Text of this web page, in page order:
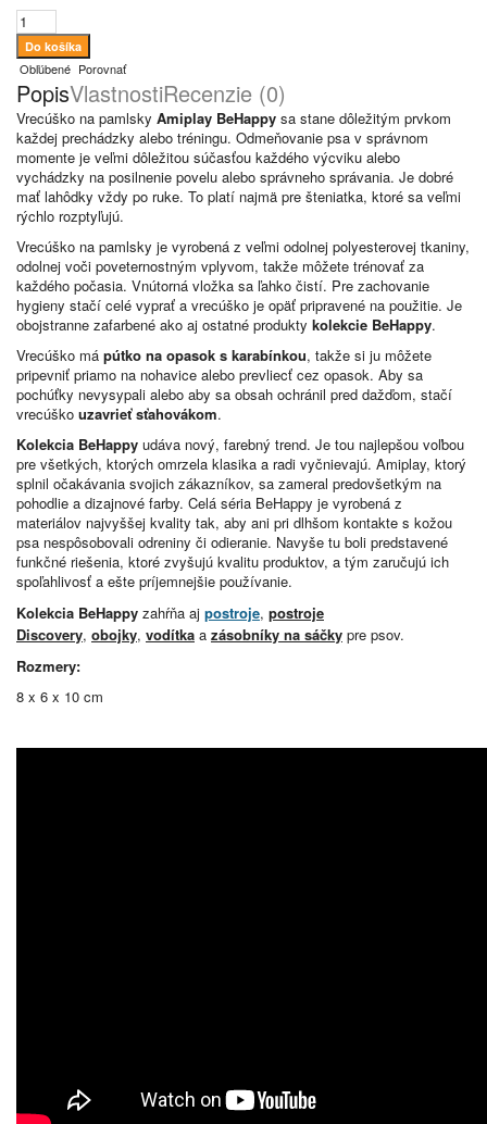
Obľúbené Porovnať
PopisVlastnostiRecenzie (0)
Vrecúško na pamlsky Amiplay BeHappy sa stane dôležitým prvkom
každej prechádzky alebo tréningu. Odmeňovanie psa v správnom
momente je veľmi dôležitou súčasťou každého výcviku alebo
vychádzky na posilnenie povelu alebo správneho správania. Je dobré
mať lahôdky vždy po ruke. To platí najmä pre šteniatka, ktoré sa veľmi
rýchlo rozptyľujú.
Vrecúško na pamlsky je vyrobená z veľmi odolnej polyesterovej tkaniny,
odolnej voči poveternostným vplyvom, takže môžete trénovať za
každého počasia. Vnútorná vložka sa ľahko čistí. Pre zachovanie
hygieny stačí celé vyprať a vrecúško je opäť pripravené na použitie. Je
obojstranne zafarbené ako aj ostatné produkty kolekcie BeHappy.
Vrecúško má pútko na opasok s karabínkou, takže si ju môžete
pripevniť priamo na nohavice alebo prevliecť cez opasok. Aby sa
pochúťky nevysypali alebo aby sa obsah ochránil pred dažďom, stačí
vrecúško uzavrieť sťahovákom.
Kolekcia BeHappy udáva nový, farebný trend. Je tou najlepšou voľbou
pre všetkých, ktorých omrzela klasika a radi vyčnievajú. Amiplay, ktorý
splnil očakávania svojich zákazníkov, sa zameral predovšetkým na
pohodlie a dizajnové farby. Celá séria BeHappy je vyrobená z
materiálov najvyššej kvality tak, aby ani pri dlhšom kontakte s kožou
psa nespôsobovali odreniny či odieranie. Navyše tu boli predstavené
funkčné riešenia, ktoré zvyšujú kvalitu produktov, a tým zaručujú ich
spoľahlivosť a ešte príjemnejšie používanie.
Kolekcia BeHappy zahŕňa aj postroje, postroje
Discovery, obojky, vodítka a zásobníky na sáčky pre psov.
Rozmery:
8 x 6 x 10 cm